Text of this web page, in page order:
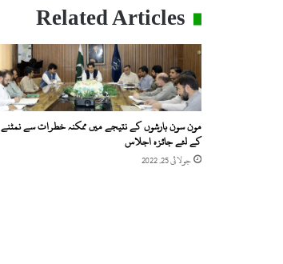
Related Articles
مون سون بارشوں کے نتیجے میں ممکنہ خطرات سے نمٹنے
کے لئے جائزہ اجلاس
جولائی 25, 2022